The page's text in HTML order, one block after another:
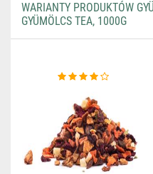
WARIANTY PRODUKTÓW
GYÜMÖLCS TEA, 1000G